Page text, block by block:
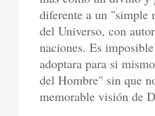
diferente a un "simple
del Universo, con
naciones. Es
adoptara para si
del Hombre" sin que
memorable visión de